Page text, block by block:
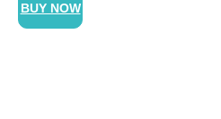
BUY NOW